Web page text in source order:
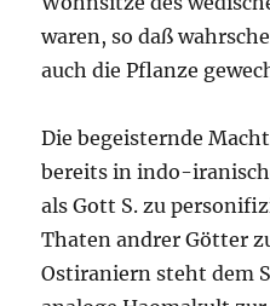
waren, so daß
auch die Pflanze
Die begeisternde
bereits in indo-
als Gott S. zu
Thaten andrer Götter
Ostiraniern steht dem